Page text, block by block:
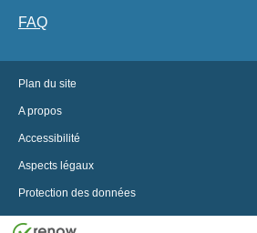
FAQ
Plan du site
A propos
Accessibilité
Aspects légaux
Protection des données